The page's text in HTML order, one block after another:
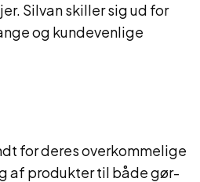
Silvan skiller sig ud for
og kundevenlige
for deres overkommelige
af produkter til både gør-